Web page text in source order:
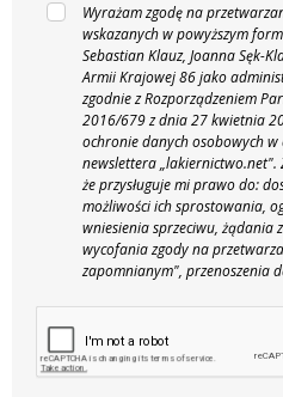
Wyrażam zgodę na
wskazanych w powyższym
Sebastian Klauz, Joanna Sęk-
Armii Krajowej 86 jako
zgodnie z Rozporządzeniem
2016/679 z dnia 27 kwietnia
ochronie danych osobowych w
newslettera „lakiernictwo.net".
że przysługuje mi prawo do:
możliwości ich sprostowania,
wniesienia sprzeciwu, żądania
wycofania zgody na
zapomnianym", przenoszenia